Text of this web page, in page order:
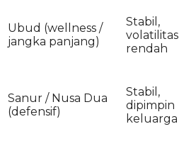
Ubud (wellness /
jangka panjang)
Stabil,
volatilitas
rendah
Sanur / Nusa Dua
(defensif)
Stabil,
dipimpin
keluarga